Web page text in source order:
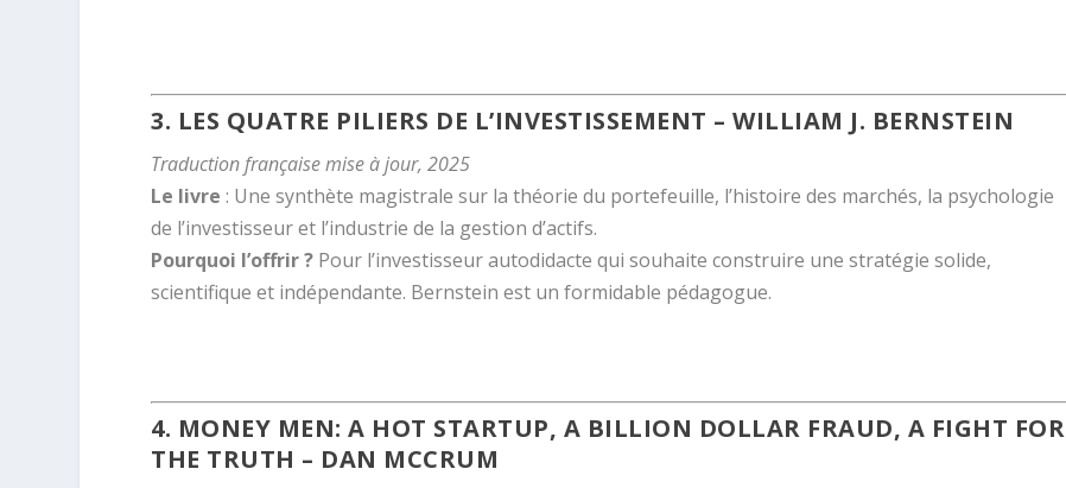
3. LES QUATRE PILIERS DE L’INVESTISSEMENT – WILLIAM J. BERNSTEIN
Traduction française mise à jour, 2025
Le livre : Une synthète magistrale sur la théorie du portefeuille, l’histoire des marchés, la psychologie
de l’investisseur et l’industrie de la gestion d’actifs.
Pourquoi l’offrir ? Pour l’investisseur autodidacte qui souhaite construire une stratégie solide,
scientifique et indépendante. Bernstein est un formidable pédagogue.
4. MONEY MEN: A HOT STARTUP, A BILLION DOLLAR FRAUD, A FIGHT FOR
THE TRUTH – DAN MCCRUM